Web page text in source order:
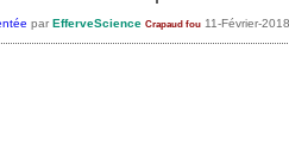
par EfferveScience Crapaud fou 11-Février-2018